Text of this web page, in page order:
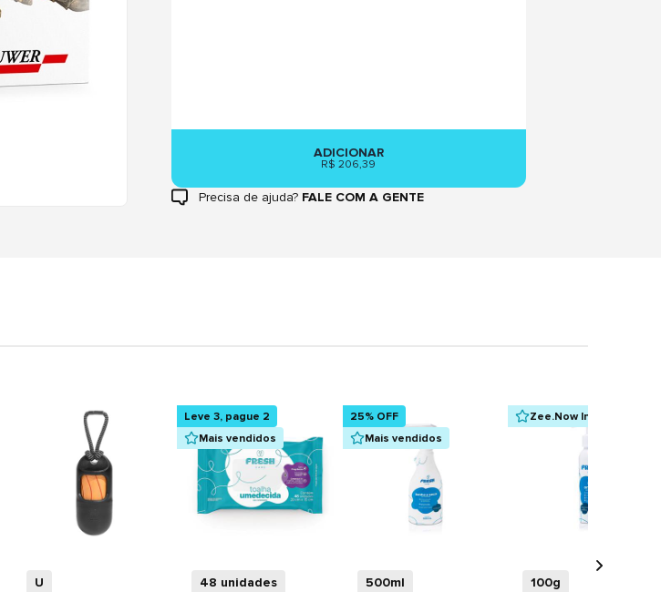
ADICIONAR
R$ 206,39
Precisa de ajuda? FALE COM A GENTE
4kg
U
Leve 3, pague 2
Mais vendidos
+
48 unidades
25% OFF
Mais vendidos
500ml
Zee.Now Indica
100g